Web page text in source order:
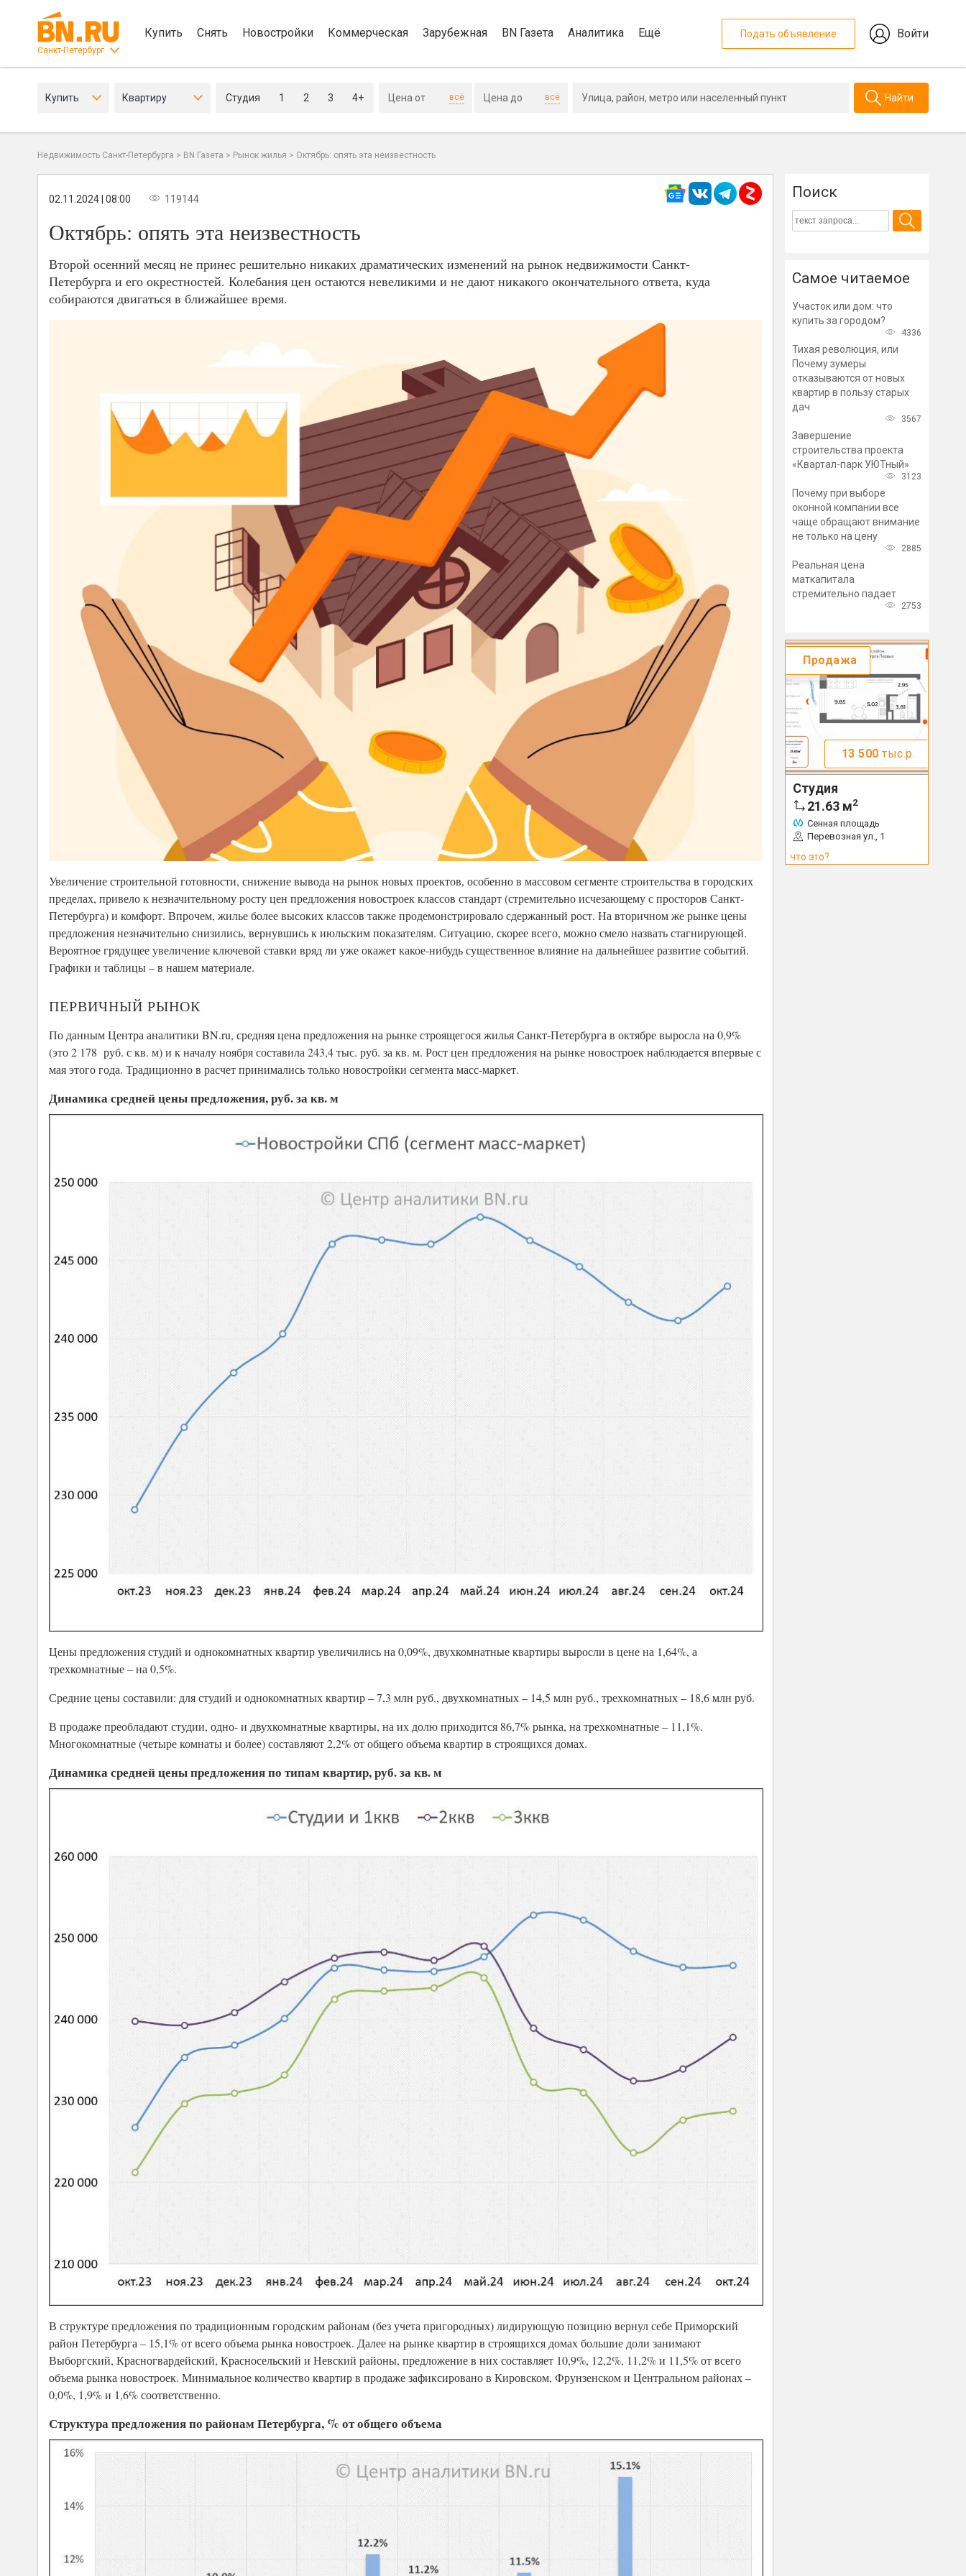
Санкт-Петербург
Купить Снять Новостройки Коммерческая Зарубежная BN Газета Аналитика Ещё Подать объявление Войти
Купить Квартиру Студия 1 2 3 4+ всё всё Найти
Недвижимость Санкт-Петербурга > BN Газета > Рынок жилья > Октябрь: опять эта неизвестность
02.11.2024 | 08:00 119144
Октябрь: опять эта неизвестность
Второй осенний месяц не принес решительно никаких драматических изменений на рынок недвижимости Санкт-
Петербурга и его окрестностей. Колебания цен остаются невеликими и не дают никакого окончательного ответа, куда
собираются двигаться в ближайшее время.
Увеличение строительной готовности, снижение вывода на рынок новых проектов, особенно в массовом сегменте строительства в городских
пределах, привело к незначительному росту цен предложения новостроек классов стандарт (стремительно исчезающему с просторов Санкт-
Петербурга) и комфорт. Впрочем, жилье более высоких классов также продемонстрировало сдержанный рост. На вторичном же рынке цены
предложения незначительно снизились, вернувшись к июльским показателям. Ситуацию, скорее всего, можно смело назвать стагнирующей.
Вероятное грядущее увеличение ключевой ставки вряд ли уже окажет какое-нибудь существенное влияние на дальнейшее развитие событий.
Графики и таблицы – в нашем материале.
ПЕРВИЧНЫЙ РЫНОК
По данным Центра аналитики BN.ru, средняя цена предложения на рынке строящегося жилья Санкт-Петербурга в октябре выросла на 0,9%
(это 2 178 руб. с кв. м) и к началу ноября составила 243,4 тыс. руб. за кв. м. Рост цен предложения на рынке новостроек наблюдается впервые с
мая этого года. Традиционно в расчет принимались только новостройки сегмента масс-маркет.
Динамика средней цены предложения, руб. за кв. м
Цены предложения студий и однокомнатных квартир увеличились на 0,09%, двухкомнатные квартиры выросли в цене на 1,64%, а
трехкомнатные – на 0,5%.
Средние цены составили: для студий и однокомнатных квартир – 7,3 млн руб., двухкомнатных – 14,5 млн руб., трехкомнатных – 18,6 млн руб.
В продаже преобладают студии, одно- и двухкомнатные квартиры, на их долю приходится 86,7% рынка, на трехкомнатные – 11,1%.
Многокомнатные (четыре комнаты и более) составляют 2,2% от общего объема квартир в строящихся домах.
Динамика средней цены предложения по типам квартир, руб. за кв. м
В структуре предложения по традиционным городским районам (без учета пригородных) лидирующую позицию вернул себе Приморский
район Петербурга – 15,1% от всего объема рынка новостроек. Далее на рынке квартир в строящихся домах большие доли занимают
Выборгский, Красногвардейский, Красносельский и Невский районы, предложение в них составляет 10,9%, 12,2%, 11,2% и 11,5% от всего
объема рынка новостроек. Минимальное количество квартир в продаже зафиксировано в Кировском, Фрунзенском и Центральном районах –
0,0%, 1,9% и 1,6% соответственно.
Структура предложения по районам Петербурга, % от общего объема
Поиск
Самое читаемое
Участок или дом: что
купить за городом?
4336
Тихая революция, или
Почему зумеры
отказываются от новых
квартир в пользу старых
дач
3567
Завершение
строительства проекта
«Квартал-парк УЮТный»
3123
Почему при выборе
оконной компании все
чаще обращают внимание
не только на цену
2885
Реальная цена
маткапитала
стремительно падает
2753
Продажа
13 500 тыс.р.
Студия
21.63 м2
Сенная площадь
Перевозная ул., 1
что это?